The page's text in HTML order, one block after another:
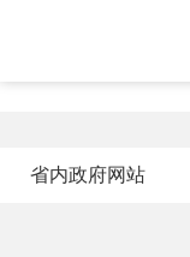
省内政府网站